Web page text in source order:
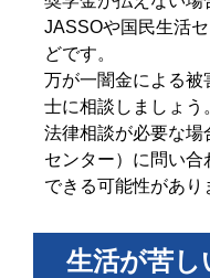
JASSOや国民生活
どです。
万が一闇金による被
士に相談しましょう
法律相談が必要な場
センター）に問い
できる可能性があり
生活が苦し